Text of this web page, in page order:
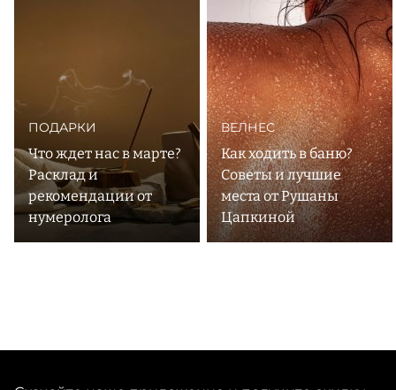
ПОДАРКИ
Что ждет нас в марте?
Расклад и
рекомендации от
нумеролога
ВЕЛНЕС
Как ходить в баню?
Советы и лучшие
места от Рушаны
Цапкиной